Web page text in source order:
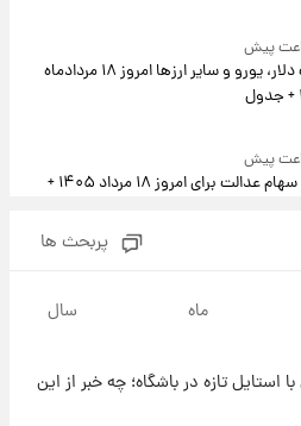
قیمت دلار، یورو و سایر ارزها امروز ۱۸ مردادماه
ارزش سهام عدالت برای امروز ۱۸ مرداد ۱۴۰۵ +
+ عکس
پربحث ها
ماه سال
تازه در باشگاه؛ چه خبر از این